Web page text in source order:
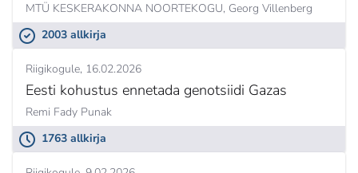
MTÜ KESKERAKONNA NOORTEKOGU, Georg Villenberg
2003 allkirja
Riigikogule 16.02.2026
Eesti kohustus ennetada genotsiidi Gazas
Remi Fady Punak
1763 allkirja